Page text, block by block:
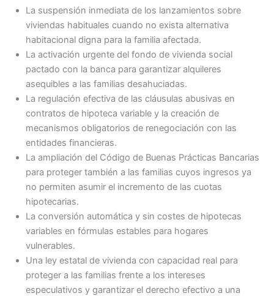
La suspensión inmediata de los lanzamientos sobre
viviendas habituales cuando no exista alternativa
habitacional digna para la familia afectada.
La activación urgente del fondo de vivienda social
pactado con la banca para garantizar alquileres
asequibles a las familias desahuciadas.
La regulación efectiva de las cláusulas abusivas en
contratos de hipoteca variable y la creación de
mecanismos obligatorios de renegociación con las
entidades financieras.
La ampliación del Código de Buenas Prácticas Bancarias
para proteger también a las familias cuyos ingresos ya
no permiten asumir el incremento de las cuotas
hipotecarias.
La conversión automática y sin costes de hipotecas
variables en fórmulas estables para hogares
vulnerables.
Una ley estatal de vivienda con capacidad real para
proteger a las familias frente a los intereses
especulativos y garantizar el derecho efectivo a una